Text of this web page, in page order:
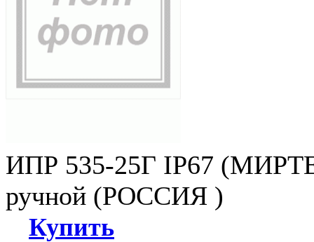
ИПР 535-25Г IP67
ручной (РОССИЯ )
Купить